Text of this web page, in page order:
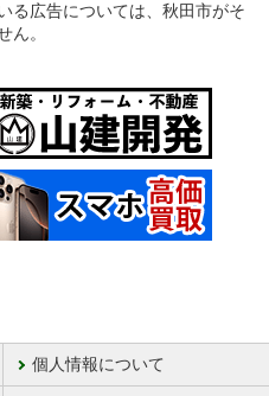
る広告については、秋田市がそ
ん。
個人情報について